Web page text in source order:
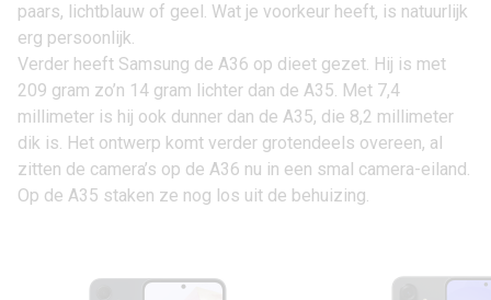
paars, lichtblauw of geel. Wat je voorkeur heeft, is natuurlijk
erg persoonlijk.
Verder heeft Samsung de A36 op dieet gezet. Hij is met
209 gram zo’n 14 gram lichter dan de A35. Met 7,4
millimeter is hij ook dunner dan de A35, die 8,2 millimeter
dik is. Het ontwerp komt verder grotendeels overeen, al
zitten de camera’s op de A36 nu in een smal camera-eiland.
Op de A35 staken ze nog los uit de behuizing.